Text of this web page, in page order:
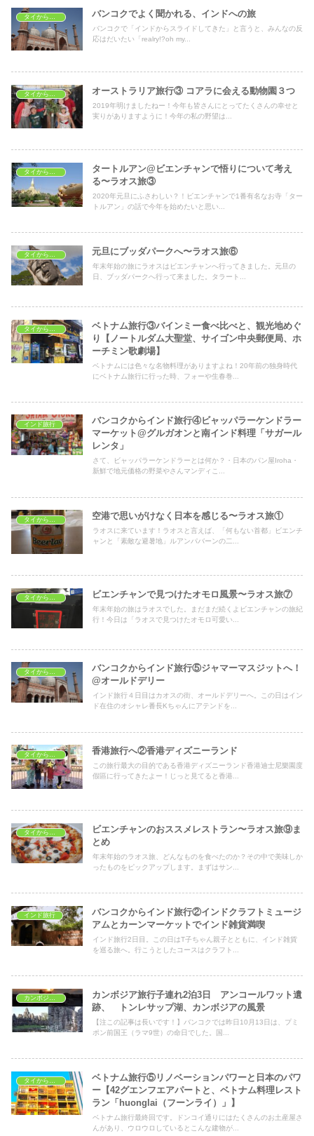
タイから海外へ バンコクでよく聞かれる、インドへの旅
バンコクで「インドからスライドしてきた」と言うと、みんなの反
応はだいたい「realry!?oh my...
オーストラリア旅行③ コアラに会える動物園３つ
2019年明けましたねー！今年も皆さんにとってたくさんの幸せと
実りがありますように！今年の私の野望は...
タイから海外へ
タートルアン@ビエンチャンで悟りについて考え
る〜ラオス旅③
2020年元旦にふさわしい？！ビエンチャンで1番有名なお寺「ター
トルアン」の話で今年を始めたいと思い...
タイから海外へ 元旦にブッダパークへ〜ラオス旅⑥
年末年始の旅にラオスはビエンチャンへ行ってきました。元旦の
日、ブッダパークへ行って来ました。タラート...
ベトナム旅行③バインミー食べ比べと、観光地めぐ
り【ノートルダム大聖堂、サイゴン中央郵便局、ホ
ーチミン歌劇場】
ベトナムには色々な名物料理がありますよね！20年前の独身時代
にベトナム旅行に行った時、フォーや生春巻...
インド旅行
バンコクからインド旅行④ビャッパラーケンドラー
マーケット@グルガオンと南インド料理「サガール
レンタ」
さて、ビャッパラーケンドラーとは何か？・日本のパン屋Iroha・
新鮮で地元価格の野菜やさんマンディこ...
空港で思いがけなく日本を感じる〜ラオス旅①
ラオスに来ています！ラオスと言えば、「何もない首都」ビエンチ
ャンと「素敵な避暑地」ルアンパバーンの二...
ビエンチャンで見つけたオモロ風景〜ラオス旅⑦
年末年始の旅はラオスでした。まだまだ続くよビエンチャンの旅紀
行！今日は「ラオスで見つけたオモロ可愛い...
バンコクからインド旅行⑤ジャマーマスジットへ！
@オールドデリー
インド旅行４日目はカオスの街、オールドデリーへ。この日はイン
ド在住のオシャレ番長Kちゃんにアテンドを...
香港旅行へ②香港ディズニーランド
この旅行最大の目的である香港ディズニーランド香港迪士尼樂園度
假區に行ってきたよー！じっと見てると香港...
ビエンチャンのおススメレストラン〜ラオス旅⑨ま
とめ
年末年始のラオス旅、どんなものを食べたのか？その中で美味しか
ったものをピックアップします。まずはサン...
インド旅行
バンコクからインド旅行②インドクラフトミュージ
アムとカーンマーケットでインド雑貨満喫
インド旅行2日目。この日はT子ちゃん親子とともに、インド雑貨
を巡る旅へ。行こうとしたコースはクラフト...
カンボジア旅行子連れ2泊3日 アンコールワット遺
跡、 トンレサップ湖、カンボジアの風景
【注この記事は長いです！】バンコクでは昨日10月13日は、プミ
ポン前国王（ラマ9世）の命日でした。国...
ベトナム旅行⑤リノベーションパワーと日本のパワ
ー【42グエンフエアパートと、ベトナム料理レスト
ラン「huonglai（フーンライ）」】
ベトナム旅行最終回です。ドンコイ通りにはたくさんのお土産屋さ
んがあり、ウロウロしているとこんな建物が...